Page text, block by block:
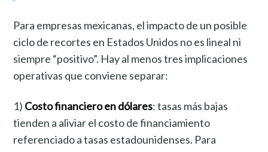
Para empresas mexicanas, el impacto de un posible
ciclo de recortes en Estados Unidos no es lineal ni
siempre “positivo”. Hay al menos tres implicaciones
operativas que conviene separar:
1) Costo financiero en dólares: tasas más bajas
tienden a aliviar el costo de financiamiento
referenciado a tasas estadounidenses. Para